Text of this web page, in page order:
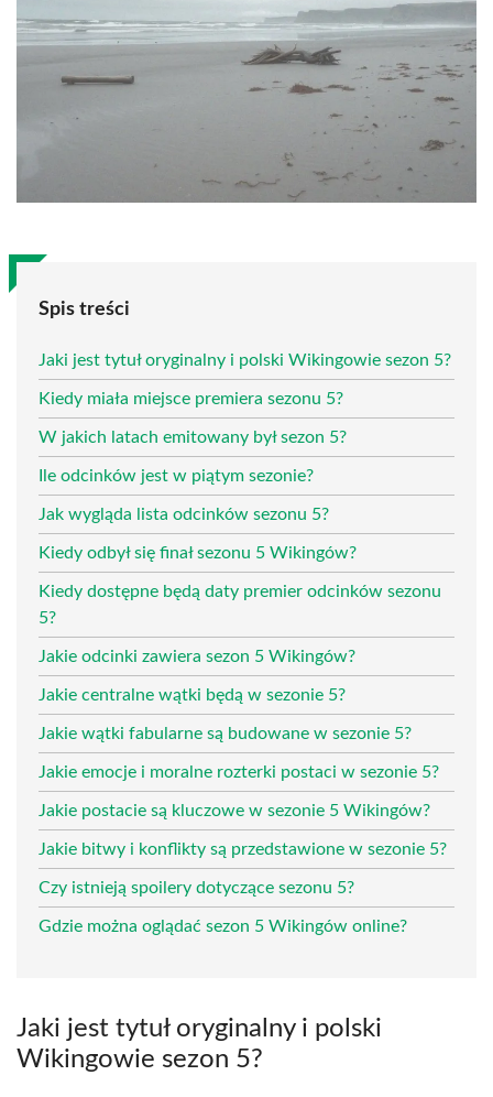
Spis treści
Jaki jest tytuł oryginalny i polski Wikingowie sezon 5?
Kiedy miała miejsce premiera sezonu 5?
W jakich latach emitowany był sezon 5?
Ile odcinków jest w piątym sezonie?
Jak wygląda lista odcinków sezonu 5?
Kiedy odbył się finał sezonu 5 Wikingów?
Kiedy dostępne będą daty premier odcinków sezonu
5?
Jakie odcinki zawiera sezon 5 Wikingów?
Jakie centralne wątki będą w sezonie 5?
Jakie wątki fabularne są budowane w sezonie 5?
Jakie emocje i moralne rozterki postaci w sezonie 5?
Jakie postacie są kluczowe w sezonie 5 Wikingów?
Jakie bitwy i konflikty są przedstawione w sezonie 5?
Czy istnieją spoilery dotyczące sezonu 5?
Gdzie można oglądać sezon 5 Wikingów online?
Jaki jest tytuł oryginalny i polski
Wikingowie sezon 5?